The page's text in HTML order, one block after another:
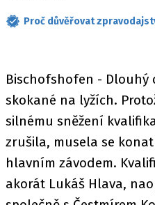
Proč důvěřovat
Bischofshofen - Dlouhý
skokané na lyžích.
silnému sněžení
zrušila, musela se
hlavním závodem.
akorát Lukáš Hlava,